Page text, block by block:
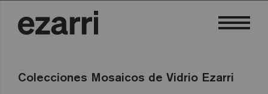
Colecciones Mosaicos de Vidrio Ezarri